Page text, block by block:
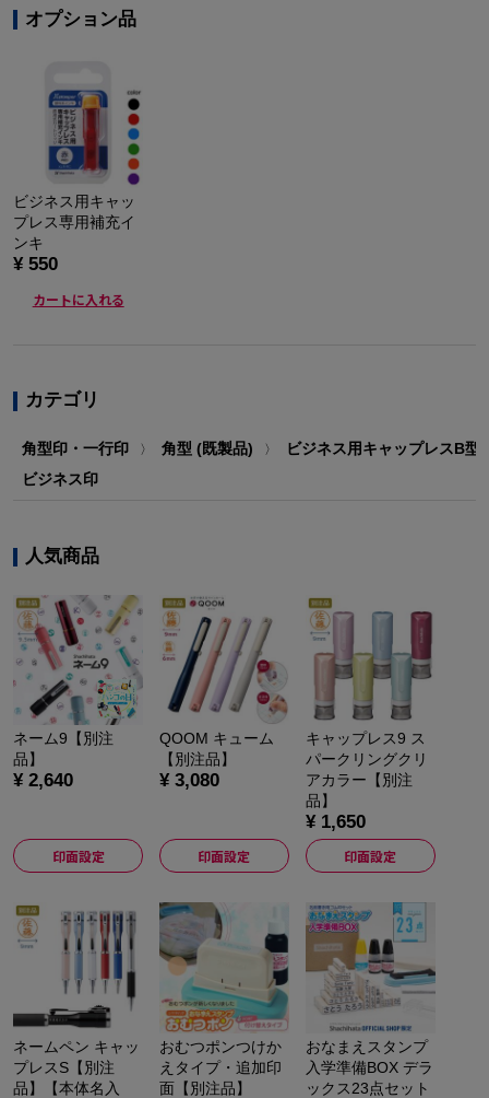
オプション品
ビジネス用キャッ
プレス専用補充イ
ンキ
¥ 550
カートに入れる
カテゴリ
角型印・一行印 〉 角型 (既製品) 〉
ビジネス用キャップレスB型
ビジネス印
人気商品
ネーム9【別注
品】
¥ 2,640
印面設定
QOOM キューム
【別注品】
¥ 3,080
印面設定
キャップレス9 ス
パークリングクリ
アカラー【別注
品】
¥ 1,650
印面設定
ネームペン キャッ
プレスS【別注
品】【本体名入
おむつポンつけか
えタイプ・追加印
面【別注品】
おなまえスタンプ
入学準備BOX デラ
ックス23点セット